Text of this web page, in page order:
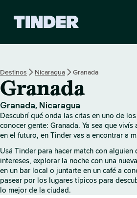
o
d
e
i
n
d
r
Destinos Nicaragua Granada
Granada
Granada, Nicaragua
Descubrí qué onda las citas en uno de
conocer gente: Granada. Ya sea que
en el futuro, en Tinder vas a encontrar a
Usá Tinder para hacer match con alguien
intereses, explorar la noche con una
en un bar local o juntarte en un café a
pasear por los lugares típicos para
lo mejor de la ciudad.